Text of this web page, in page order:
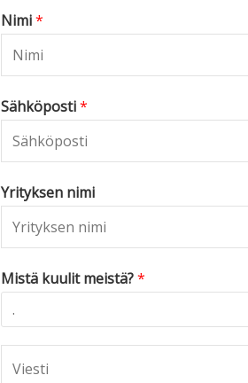
Nimi*
Sähköposti*
Yrityksen nimi
Mistä kuulit meistä?*